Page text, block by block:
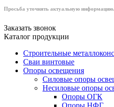
Просьба уточнять актуальную информацию.
Заказать звонок
Каталог продукции
Строительные
Сваи винтовые
Опоры освещения
Силовые опоры
Несиловые опоры
Опоры ОГК
Опоры НФГ